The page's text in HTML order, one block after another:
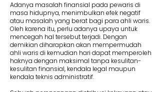
Adanya masalah finansial pada pewaris di
masa hidupnya, menimbulkan efek negatif
atau masalah yang berat bagi para ahli waris.
Oleh karena itu, perlu adanya upaya untuk
mencegah hal tersebut terjadi. Dengan
demikian diharapkan akan mempermudah
ahli waris di kemudian hari dapat memperoleh
haknya dengan maksimal tanpa kesulitan-
kesulitan finansial, kendala legal maupun
kendala teknis administratif.